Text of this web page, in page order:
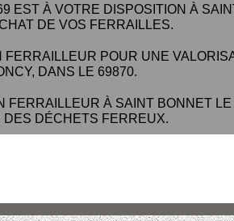
EST À VOTRE DISPOSITION À
DE VOS FERRAILLES.
POUR UNE
DANS LE 69870.
FERRAILLEUR À SAINT BONNET
DÉCHETS FERREUX.